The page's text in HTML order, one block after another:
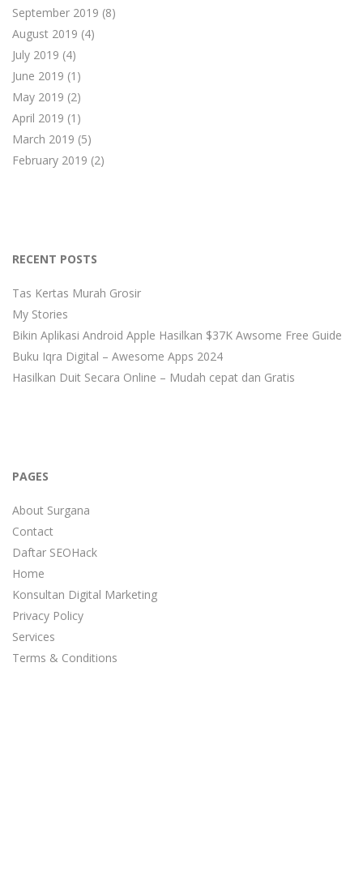
September 2019 (8)
August 2019 (4)
July 2019 (4)
June 2019 (1)
May 2019 (2)
April 2019 (1)
March 2019 (5)
February 2019 (2)
RECENT POSTS
Tas Kertas Murah Grosir
My Stories
Bikin Aplikasi Android Apple Hasilkan $37K Awsome Free Guide
Buku Iqra Digital – Awesome Apps 2024
Hasilkan Duit Secara Online – Mudah cepat dan Gratis
PAGES
About Surgana
Contact
Daftar SEOHack
Home
Konsultan Digital Marketing
Privacy Policy
Services
Terms & Conditions